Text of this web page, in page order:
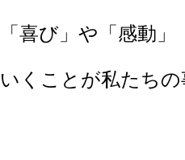
「喜び」や「感動
いくことが私たちの